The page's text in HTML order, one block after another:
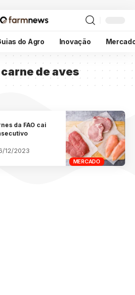
do Agro Inovação
de aves
MERCADO
da FAO cai
12/2023